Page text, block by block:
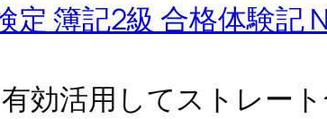
定 簿記2級 合格体験記
効活用してストレート